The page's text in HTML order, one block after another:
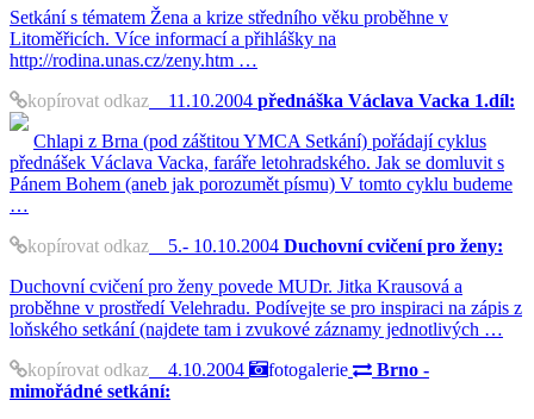
Setkání s tématem Žena a krize středního věku proběhne v
Litoměřicích. Více informací a přihlášky na
http://rodina.unas.cz/zeny.htm …
kopírovat odkaz 11.10.2004 přednáška Václava Vacka 1.díl:
Chlapi z Brna (pod záštitou YMCA Setkání) pořádají cyklus
přednášek Václava Vacka, faráře letohradského. Jak se domluvit s
Pánem Bohem (aneb jak porozumět písmu) V tomto cyklu budeme
…
kopírovat odkaz 5.- 10.10.2004 Duchovní cvičení pro ženy:
Duchovní cvičení pro ženy povede MUDr. Jitka Krausová a
proběhne v prostředí Velehradu. Podívejte se pro inspiraci na zápis z
loňského setkání (najdete tam i zvukové záznamy jednotlivých …
kopírovat odkaz 4.10.2004 fotogalerie
Brno -
mimořádné setkání: